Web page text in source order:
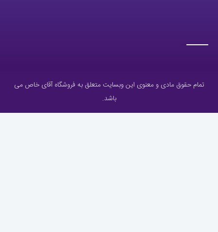
تمام حقوق مادی و معنوی این وبسایت متعلق به فروشگاه آقای خاص می
باشد.